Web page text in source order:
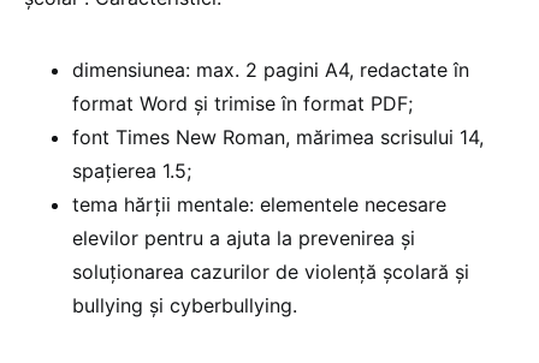
dimensiunea: max. 2 pagini A4, redactate în
format Word și trimise în format PDF;
font Times New Roman, mărimea scrisului 14,
spaţierea 1.5;
tema hărţii mentale: elementele necesare
elevilor pentru a ajuta la prevenirea şi
soluţionarea cazurilor de violenţă şcolară şi
bullying și cyberbullying.